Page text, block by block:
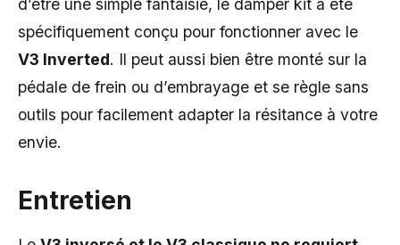
d’être une simple fantaisie, le damper kit a été
spécifiquement conçu pour fonctionner avec le
V3 Inverted. Il peut aussi bien être monté sur la
pédale de frein ou d’embrayage et se règle sans
outils pour facilement adapter la résitance à votre
envie.
Entretien